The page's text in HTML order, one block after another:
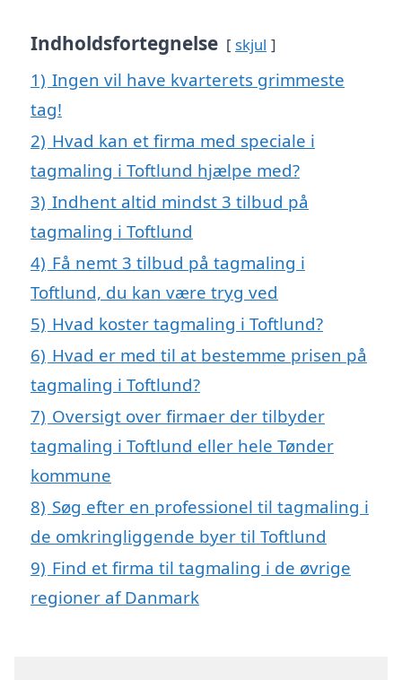
Indholdsfortegnelse skjul
1) Ingen vil have kvarterets grimmeste
tag!
2) Hvad kan et firma med speciale i
tagmaling i Toftlund hjælpe med?
3) Indhent altid mindst 3 tilbud på
tagmaling i Toftlund
4) Få nemt 3 tilbud på tagmaling i
Toftlund, du kan være tryg ved
5) Hvad koster tagmaling i Toftlund?
6) Hvad er med til at bestemme prisen på
tagmaling i Toftlund?
7) Oversigt over firmaer der tilbyder
tagmaling i Toftlund eller hele Tønder
kommune
8) Søg efter en professionel til tagmaling i
de omkringliggende byer til Toftlund
9) Find et firma til tagmaling i de øvrige
regioner af Danmark